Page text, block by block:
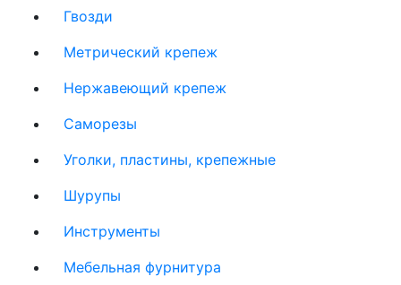
Гвозди
Метрический крепеж
Нержавеющий крепеж
Саморезы
Уголки, пластины, крепежные
Шурупы
Инструменты
Мебельная фурнитура